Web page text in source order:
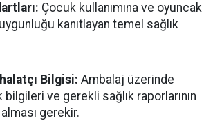
Çocuk kullanımına ve oyuncak
kanıtlayan temel sağlık
Bilgisi: Ambalaj üzerinde
bilgileri ve gerekli sağlık raporlarının
gerekir.